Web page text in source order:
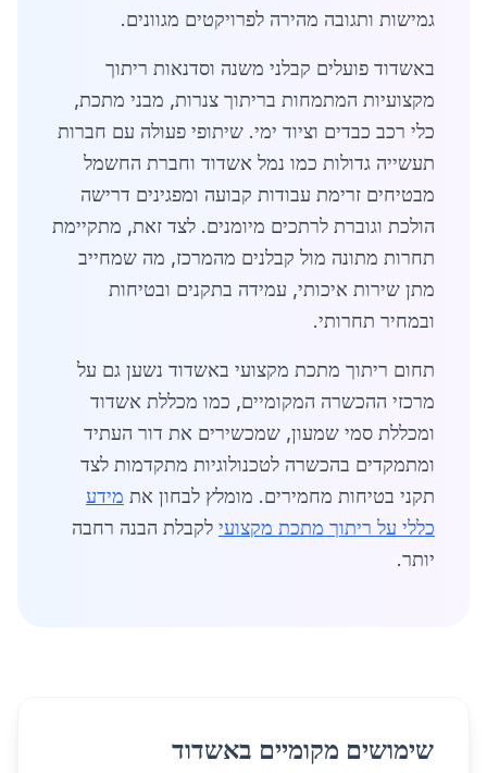
גמישות ותגובה מהירה לפרויקטים מגוונים.
באשדוד פועלים קבלני משנה וסדנאות ריתוך
מקצועיות המתמחות בריתוך צנרות, מבני מתכת,
כלי רכב כבדים וציוד ימי. שיתופי פעולה עם חברות
תעשייה גדולות כמו נמל אשדוד וחברת החשמל
מבטיחים זרימת עבודות קבועה ומפגינים דרישה
הולכת וגוברת לרתכים מיומנים. לצד זאת, מתקיימת
תחרות מתונה מול קבלנים מהמרכז, מה שמחייב
מתן שירות איכותי, עמידה בתקנים ובטיחות
ובמחיר תחרותי.
תחום ריתוך מתכת מקצועי באשדוד נשען גם על
מרכזי ההכשרה המקומיים, כמו מכללת אשדוד
ומכללת סמי שמעון, שמכשירים את דור העתיד
ומתמקדים בהכשרה לטכנולוגיות מתקדמות לצד
תקני בטיחות מחמירים. מומלץ לבחון את מידע
כללי על ריתוך מתכת מקצועי לקבלת הבנה רחבה
יותר.
שימושים מקומיים באשדוד